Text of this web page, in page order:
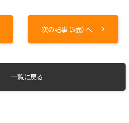
次の記事（5面）へ
一覧に戻る